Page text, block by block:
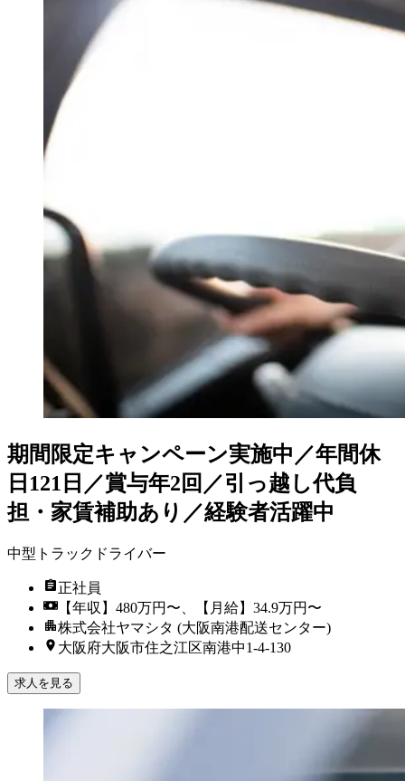
期間限定キャンペーン実施中／年間休
日121日／賞与年2回／引っ越し代負
担・家賃補助あり／経験者活躍中
中型トラックドライバー
正社員
【年収】480万円〜、【月給】34.9万円〜
株式会社ヤマシタ (大阪南港配送センター)
大阪府大阪市住之江区南港中1-4-130
求人を見る